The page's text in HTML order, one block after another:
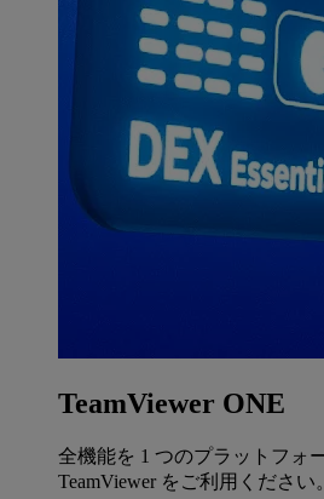
TeamViewer ONE
全機能を 1 つのプラットフォ
TeamViewer をご利用ください。